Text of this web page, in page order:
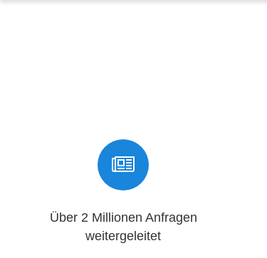
Über 2 Millionen Anfragen
weitergeleitet